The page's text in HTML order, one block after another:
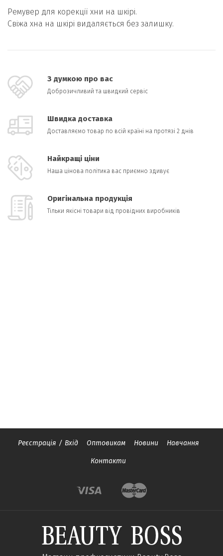
Ремувер для корекції хни на шкірі.
Свіжа хна на шкірі видаляється без залишку.
З думкою про вас
Доброзичливий та швидкий сервіс
Швидка доставка
Доставляємо товар по всій країні на протязі 2 днів
Найкращі ціни
Наша цінова політика вас приємно здивує
Оригінальна продукція
Тільки якісні товари від провідних виробників
Реєстрація / Вхід Оптовикам Новини Навчання
Контакти